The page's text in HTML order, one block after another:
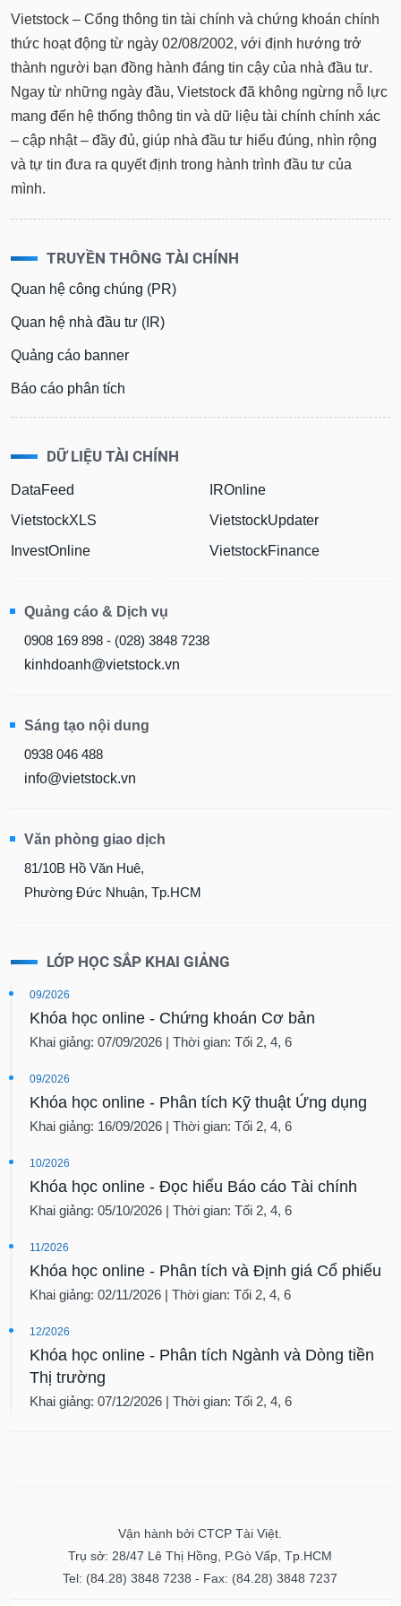
Vietstock – Cổng thông tin tài chính và chứng khoán chính
thức hoạt động từ ngày 02/08/2002, với định hướng trở
thành người bạn đồng hành đáng tin cậy của nhà đầu tư.
Ngay từ những ngày đầu, Vietstock đã không ngừng nỗ lực
mang đến hệ thống thông tin và dữ liệu tài chính chính xác
– cập nhật – đầy đủ, giúp nhà đầu tư hiểu đúng, nhìn rộng
và tự tin đưa ra quyết định trong hành trình đầu tư của
mình.
TRUYỀN THÔNG TÀI CHÍNH
Quan hệ công chúng (PR)
Quan hệ nhà đầu tư (IR)
Quảng cáo banner
Báo cáo phân tích
DỮ LIỆU TÀI CHÍNH
DataFeed
VietstockXLS
InvestOnline
IROnline
VietstockUpdater
VietstockFinance
Quảng cáo & Dịch vụ
0908 169 898 - (028) 3848 7238
kinhdoanh@vietstock.vn
Sáng tạo nội dung
0938 046 488
info@vietstock.vn
Văn phòng giao dịch
81/10B Hồ Văn Huê,
Phường Đức Nhuận, Tp.HCM
LỚP HỌC SẮP KHAI GIẢNG
09/2026
Khóa học online - Chứng khoán Cơ bản
Khai giảng: 07/09/2026 | Thời gian: Tối 2, 4, 6
09/2026
Khóa học online - Phân tích Kỹ thuật Ứng dụng
Khai giảng: 16/09/2026 | Thời gian: Tối 2, 4, 6
10/2026
Khóa học online - Đọc hiểu Báo cáo Tài chính
Khai giảng: 05/10/2026 | Thời gian: Tối 2, 4, 6
11/2026
Khóa học online - Phân tích và Định giá Cổ phiếu
Khai giảng: 02/11/2026 | Thời gian: Tối 2, 4, 6
12/2026
Khóa học online - Phân tích Ngành và Dòng tiền
Thị trường
Khai giảng: 07/12/2026 | Thời gian: Tối 2, 4, 6
Vận hành bởi CTCP Tài Việt.
Trụ sở: 28/47 Lê Thị Hồng, P.Gò Vấp, Tp.HCM
Tel: (84.28) 3848 7238 - Fax: (84.28) 3848 7237
chính